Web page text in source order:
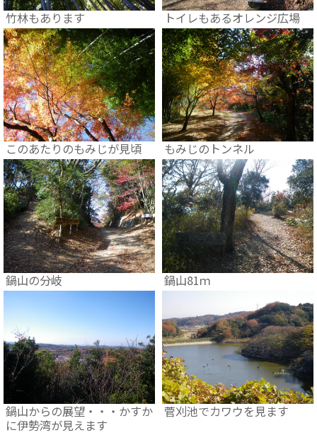
竹林もあります トイレもあるオレンジ広場
このあたりのもみじが見頃 もみじのトンネル
鍋山の分岐 鍋山81ｍ
鍋山からの展望・・・かすか
に伊勢湾が見えます
菅刈池でカワウを見ます